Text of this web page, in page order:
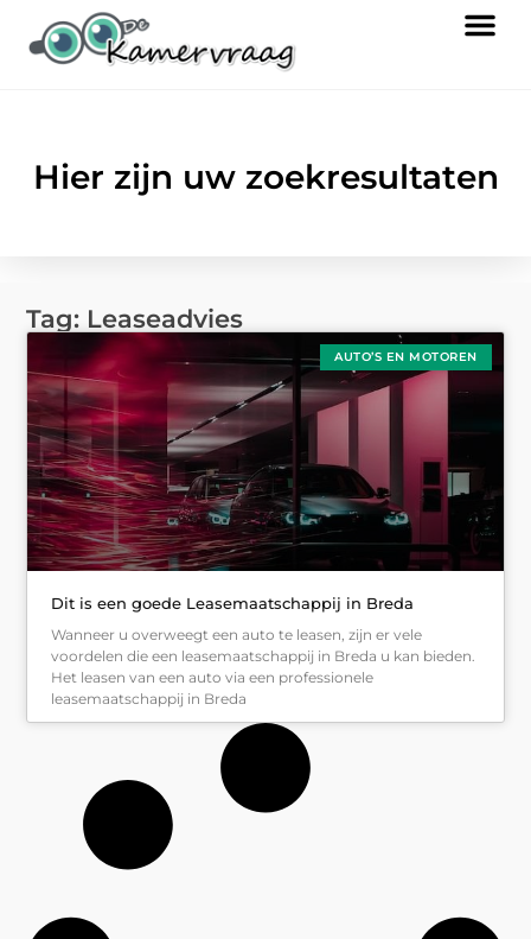
Hier zijn uw zoekresultaten
Tag: Leaseadvies
AUTO’S EN MOTOREN
Dit is een goede Leasemaatschappij in Breda
Wanneer u overweegt een auto te leasen, zijn er vele
voordelen die een leasemaatschappij in Breda u kan bieden.
Het leasen van een auto via een professionele
leasemaatschappij in Breda